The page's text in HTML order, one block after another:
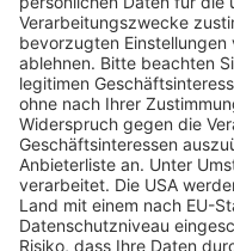
AUG
6
08:00
Langen Freizeit- und
Freizeit- und
einmaligen Eintritt in